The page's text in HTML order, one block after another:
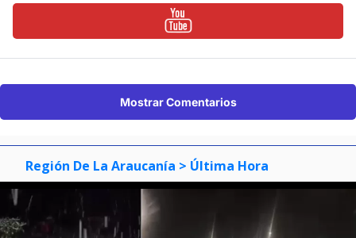
Mostrar Comentarios
Región De La Araucanía > Última Hora